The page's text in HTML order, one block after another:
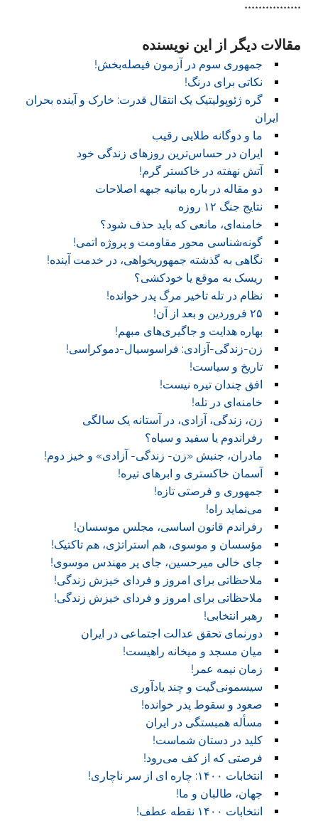
****************
مقالات دیگر از این نویسنده
جمهوری سوم در آزمون فیصله‌بخش!
نکاتی برای درنگ!
گره ژئوپولیتیک یک انتقال قدرت: خارک و آینده بحران
ایران
ما و دوگانه طلایی رقیب
ایران در حساس‌ترین روزهای زندگی خود
آتش نهفته در خاکستر گرم!
دو مقاله در باره بیانیه جبهه اصلاحات
نتایج جنگ ۱۲ روزه
خامنه‌ای، مانعی که باید حذف شود؟
گونه‌شناسی محور مقاومت و پروژه اتمی!
نگاهی به گذشته جمهوریخواهی، در خدمت آینده!
ریسک به موقع یا خودکشی؟
نظام در تله تاخیر مرگ پدر خوانده!
۲۵ فروردین و بعد از آن!
بهاره هدایت و جاگیری‌های مبهم!
زن-زندگی-آزادی: فراسوسیال-دموکراسی!
تاریخ و سیاست!
افق چندان تیره نیست!
خامنه‌ای در تله!
زن، زندگی، آزادی، در آستانه یک سالگی
رفراندوم یا سفید و سیاه؟
مادران، جنبش «زن- زندگی- آزادی» و خیز دوم!
آسمان خاکستری و ابر‌های تیره!
جمهوری و فرصتی تازه!
می‌نماید راه!
رفراندم قانون اساسی، مجلس موسسان!
مؤسسان و موسوی، هم استراتژی، هم تاکتیک!
جای خالی میرحسین، جای پر مهندس موسوی!
ملاحظاتی برای امروز و فردای خیزش زندگی!
ملاحظاتی برای امروز و فردای خیزش زندگی!
رهبر انتخابی!
دورنمای تحقق عدالت اجتماعی در ایران
میان مسجد و میخانه راهیست!‏
زمان نیمه عمر!‏
سیسمونی‌گیت و چند یادآوری
صعود و سقوط پدر خوانده!‏
مسأله همبستگی در ایران
کلید در دستان شماست!‏
فرصتی که از کف می‌رود!
انتخابات ۱۴۰۰: چاره ای از سر ناچاری!
جهان، طالبان و ما!
انتخابات ۱۴۰۰ نقطه عطف!‏